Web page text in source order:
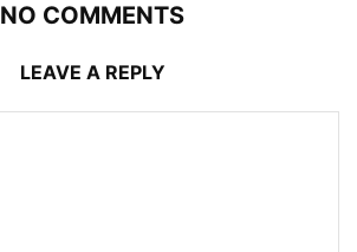
NO COMMENTS
LEAVE A REPLY